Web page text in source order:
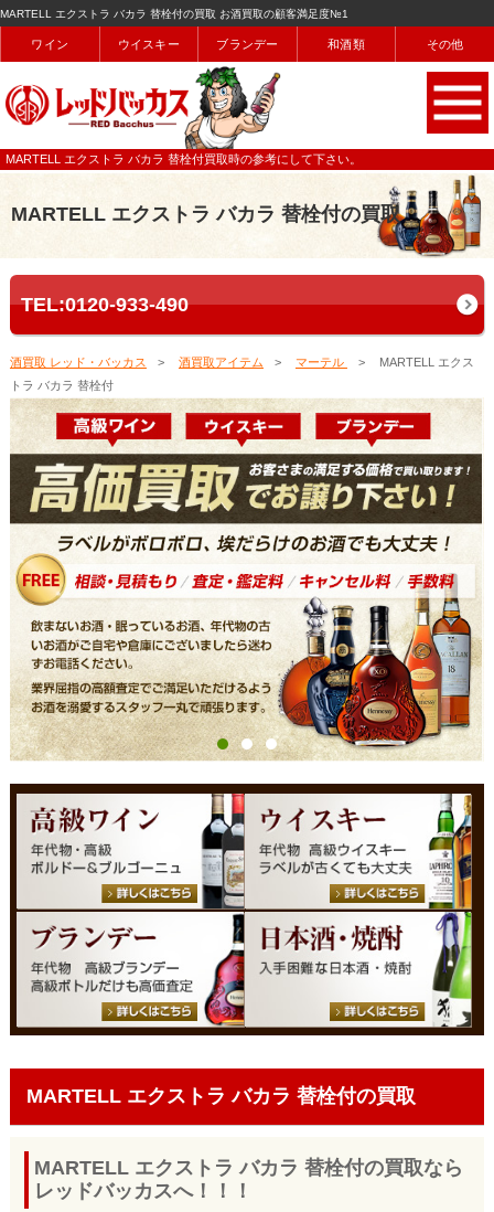
MARTELL エクストラ バカラ 替栓付の買取 お酒買取の顧客満足度№1
ワイン ウイスキー ブランデー 和酒類 その他
MARTELL エクストラ バカラ 替栓付買取時の参考にして下さい。
MARTELL エクストラ バカラ 替栓付の買取
TEL:0120-933-490
酒買取 レッド・バッカス 酒買取アイテム マーテル
MARTELL エクス
トラ バカラ 替栓付
MARTELL エクストラ バカラ 替栓付の買取
MARTELL エクストラ バカラ 替栓付の買取なら
レッドバッカスへ！！！